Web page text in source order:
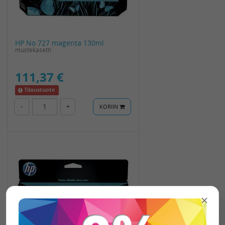
HP No 727 magenta 130ml
mustekasetti
111,37 €
Tilaustuote
- + KORIIN